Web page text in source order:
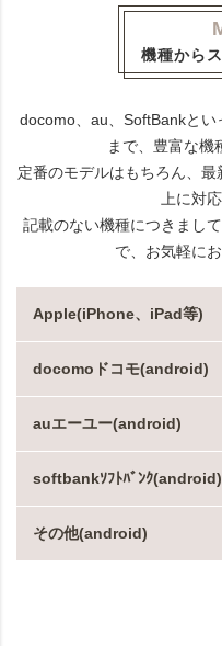
機種から
docomo、au、SoftBankと
まで、豊富な機
定番のモデルはもちろん、
上に対
記載のない機種につきまし
で、お気軽に
Apple(iPhone、iPad等)
docomoドコモ(android)
auエーユー(android)
softbankｿﾌﾄﾊﾞﾝｸ(android)
その他(android)